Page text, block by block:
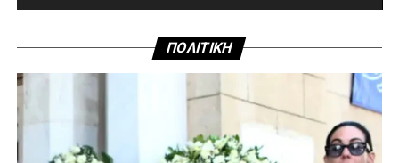
ΠΟΛΙΤΙΚΗ